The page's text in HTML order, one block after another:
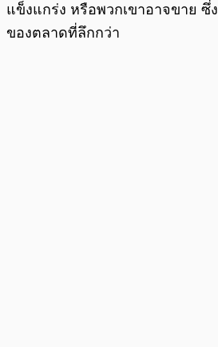
แข็งแกร่ง หรือพวกเขาอาจขาย ซึ่
ของตลาดที่ลึกกว่า